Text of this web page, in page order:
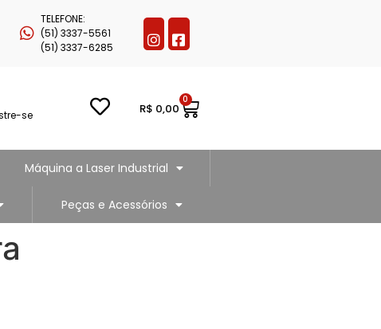
TELEFONE:
(51) 3337-5561
(51) 3337-6285
se
R$ 0,00
0
Máquina a Laser Industrial
Peças e Acessórios